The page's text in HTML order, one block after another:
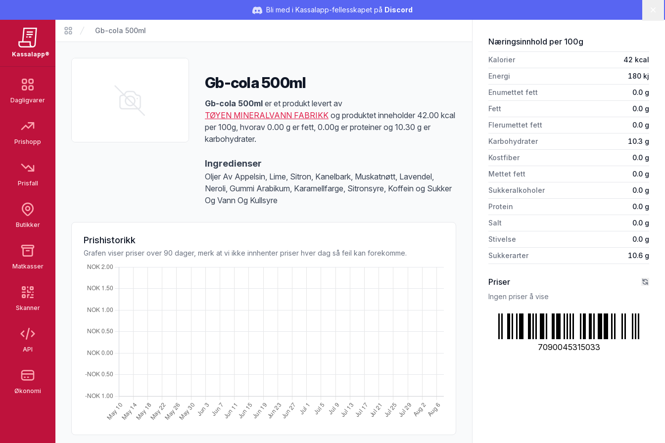
Bli med i Kassalapp-fellesskapet på Discord
Kassalapp®
Dagligvarer
Prishopp
Prisfall
Butikker
Matkasser
Skanner
API
Økonomi
Matvarer
Gb-cola 500ml
Gb-cola 500ml
Produktbeskrivelse
Gb-cola 500ml er et produkt levert av
TØYEN MINERALVANN FABRIKK og produktet inneholder 42.00 kcal
per 100g, hvorav 0.00 g er fett, 0.00g er proteiner og 10.30 g er
karbohydrater.
Ingredienser
Oljer Av Appelsin, Lime, Sitron, Kanelbark, Muskatnøtt, Lavendel,
Neroli, Gummi Arabikum, Karamellfarge, Sitronsyre, Koffein og Sukker
Og Vann Og Kullsyre
Prishistorikk
Grafen viser priser over 90 dager, merk at vi ikke innhenter priser hver dag så feil kan forekomme.
Næringsinnhold for 'Gb-cola 500ml'
per 100g
Kalorier 42 kcal
Energi
180 kj
Enumettet fett
0.0 g
Fett
0.0 g
Flerumettet fett
0.0 g
Karbohydrater
10.3 g
Kostfiber
0.0 g
Mettet fett
0.0 g
Sukkeralkoholer
0.0 g
Protein
0.0 g
Salt
0.0 g
Stivelse
0.0 g
Sukkerarter
10.6 g
Priser
Ingen priser å vise
7090045315033